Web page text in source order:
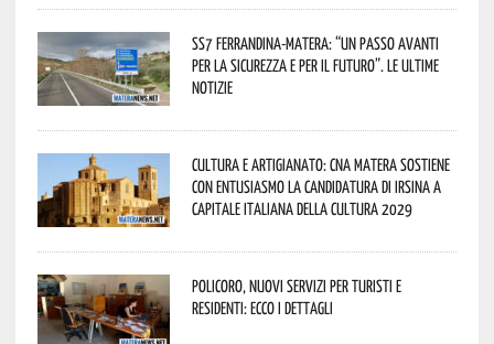
SS7 Ferrandina-Matera: “Un passo avanti
per la sicurezza e per il futuro”. Le ultime
notizie
Cultura e Artigianato: CNA Matera sostiene
con entusiasmo la candidatura di Irsina a
Capitale Italiana della Cultura 2029
Policoro, nuovi servizi per turisti e
residenti: ecco i dettagli